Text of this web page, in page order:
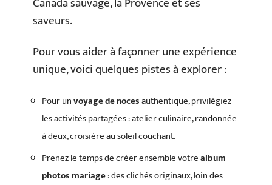
saveurs.
Pour vous aider à façonner une expérience
unique, voici quelques pistes à explorer :
Pour unvoyage de nocesauthentique, privilégiez
les activités partagées : atelier culinaire, randonnée
à deux, croisière au soleil couchant.
Prenez le temps de créer ensemble votrealbum
photos mariage: des clichés originaux, loin des